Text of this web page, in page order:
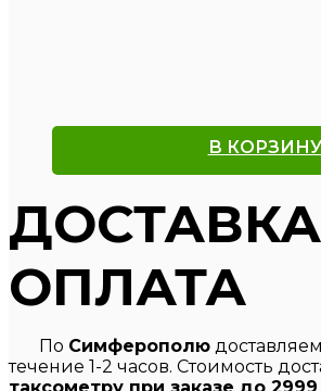
В КОРЗИНУ
ОПЛАТА
По Симферополю доставляем
течение 1-2 часов. Стоимость